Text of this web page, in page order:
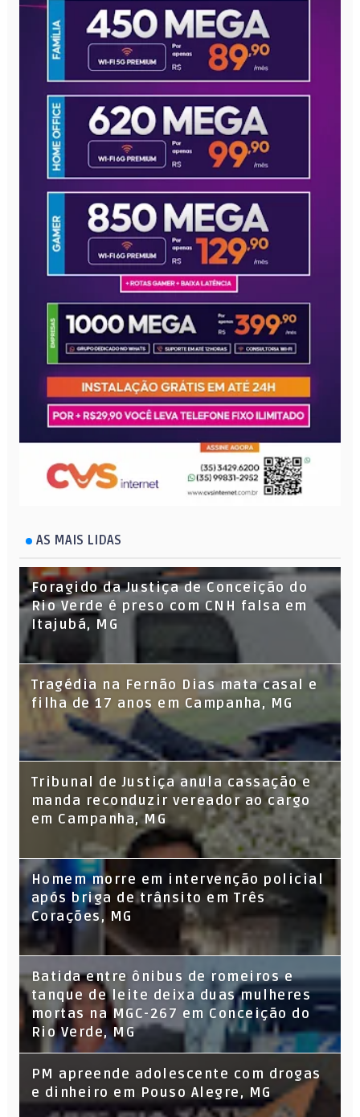
AS MAIS LIDAS
Foragido da Justiça de Conceição do
Rio Verde é preso com CNH falsa em
Itajubá, MG
Tragédia na Fernão Dias mata casal e
filha de 17 anos em Campanha, MG
Tribunal de Justiça anula cassação e
manda reconduzir vereador ao cargo
em Campanha, MG
Homem morre em intervenção policial
após briga de trânsito em Três
Corações, MG
Batida entre ônibus de romeiros e
tanque de leite deixa duas mulheres
mortas na MGC-267 em Conceição do
Rio Verde, MG
PM apreende adolescente com drogas
e dinheiro em Pouso Alegre, MG